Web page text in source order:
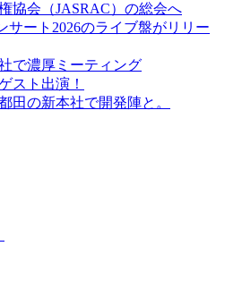
協会（JASRAC）の総会へ
サート2026のライブ盤がリリー
で濃厚ミーティング
スト出演！
田の新本社で開発陣と。